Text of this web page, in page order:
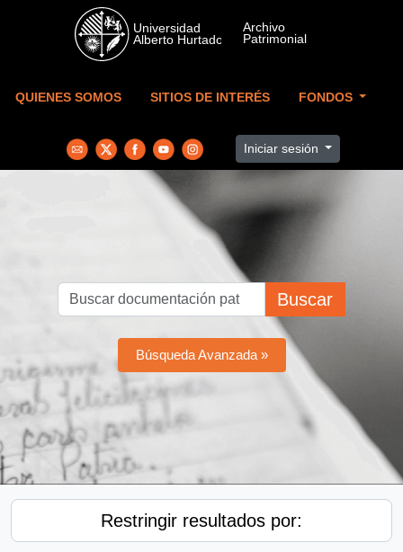
Skip to main content
QUIENES SOMOS SITIOS DE INTERÉS FONDOS
Iniciar sesión
Buscar
Búsqueda Avanzada »
Restringir resultados por: